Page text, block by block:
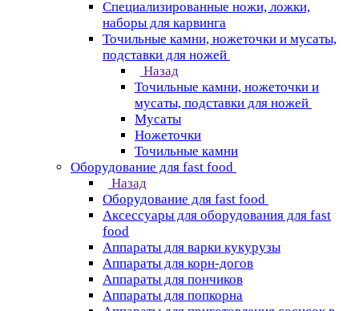
Специализированные ножи, ложки,
наборы для карвинга
Точильные камни, ножеточки и мусаты,
подставки для ножей
Назад
Точильные камни, ножеточки и
мусаты, подставки для ножей
Мусаты
Ножеточки
Точильные камни
Оборудование для fast food
Назад
Оборудование для fast food
Аксессуары для оборудования для fast
food
Аппараты для варки кукурузы
Аппараты для корн-догов
Аппараты для пончиков
Аппараты для попкорна